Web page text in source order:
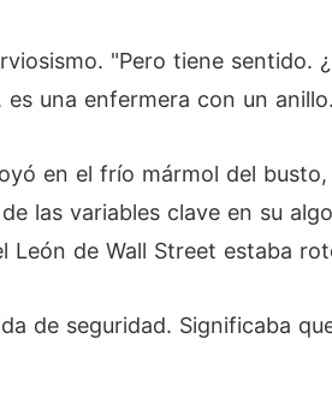
"Pero tiene sentido.
una enfermera con un
en el frío mármol del
las variables clave en su
León de Wall Street estaba
de seguridad. Significaba